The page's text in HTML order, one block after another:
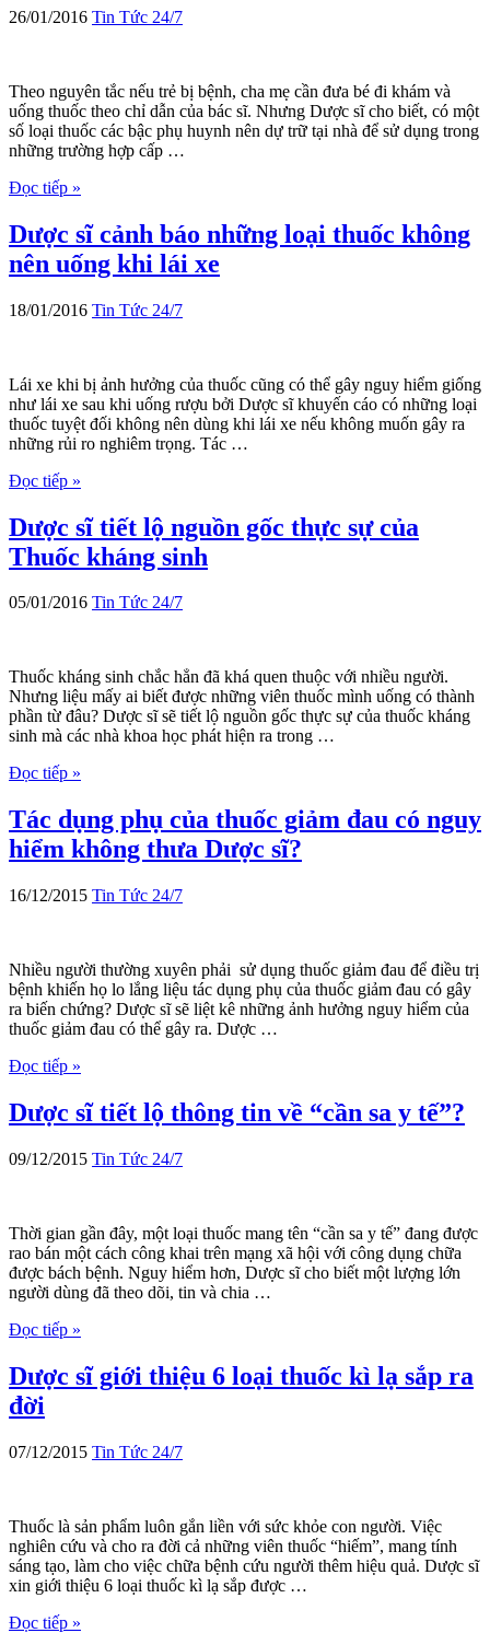
26/01/2016 Tin Tức 24/7
Theo nguyên tắc nếu trẻ bị bệnh, cha mẹ cần đưa bé đi khám và
uống thuốc theo chỉ dẫn của bác sĩ. Nhưng Dược sĩ cho biết, có một
số loại thuốc các bậc phụ huynh nên dự trữ tại nhà để sử dụng trong
những trường hợp cấp …
Đọc tiếp »
Dược sĩ cảnh báo những loại thuốc không
nên uống khi lái xe
18/01/2016 Tin Tức 24/7
Lái xe khi bị ảnh hưởng của thuốc cũng có thể gây nguy hiểm giống
như lái xe sau khi uống rượu bởi Dược sĩ khuyến cáo có những loại
thuốc tuyệt đối không nên dùng khi lái xe nếu không muốn gây ra
những rủi ro nghiêm trọng. Tác …
Đọc tiếp »
Dược sĩ tiết lộ nguồn gốc thực sự của
Thuốc kháng sinh
05/01/2016 Tin Tức 24/7
Thuốc kháng sinh chắc hẳn đã khá quen thuộc với nhiều người.
Nhưng liệu mấy ai biết được những viên thuốc mình uống có thành
phần từ đâu? Dược sĩ sẽ tiết lộ nguồn gốc thực sự của thuốc kháng
sinh mà các nhà khoa học phát hiện ra trong …
Đọc tiếp »
Tác dụng phụ của thuốc giảm đau có nguy
hiểm không thưa Dược sĩ?
16/12/2015 Tin Tức 24/7
Nhiều người thường xuyên phải sử dụng thuốc giảm đau để điều trị
bệnh khiến họ lo lắng liệu tác dụng phụ của thuốc giảm đau có gây
ra biến chứng? Dược sĩ sẽ liệt kê những ảnh hưởng nguy hiểm của
thuốc giảm đau có thể gây ra. Dược …
Đọc tiếp »
Dược sĩ tiết lộ thông tin về “cần sa y tế”?
09/12/2015 Tin Tức 24/7
Thời gian gần đây, một loại thuốc mang tên “cần sa y tế” đang được
rao bán một cách công khai trên mạng xã hội với công dụng chữa
được bách bệnh. Nguy hiểm hơn, Dược sĩ cho biết một lượng lớn
người dùng đã theo dõi, tin và chia …
Đọc tiếp »
Dược sĩ giới thiệu 6 loại thuốc kì lạ sắp ra
đời
07/12/2015 Tin Tức 24/7
Thuốc là sản phẩm luôn gắn liền với sức khỏe con người. Việc
nghiên cứu và cho ra đời cả những viên thuốc “hiếm”, mang tính
sáng tạo, làm cho việc chữa bệnh cứu người thêm hiệu quả. Dược sĩ
xin giới thiệu 6 loại thuốc kì lạ sắp được …
Đọc tiếp »